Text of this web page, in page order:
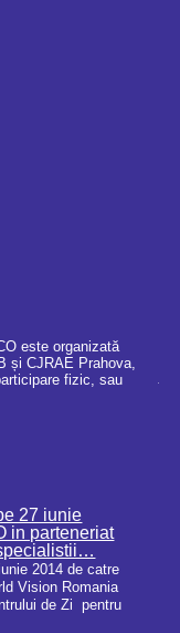
este organizată
și CJRAE Prahova,
fizic, sau
27 iunie
in parteneriat
2014 de catre
Vision Romania
de Zi pentru